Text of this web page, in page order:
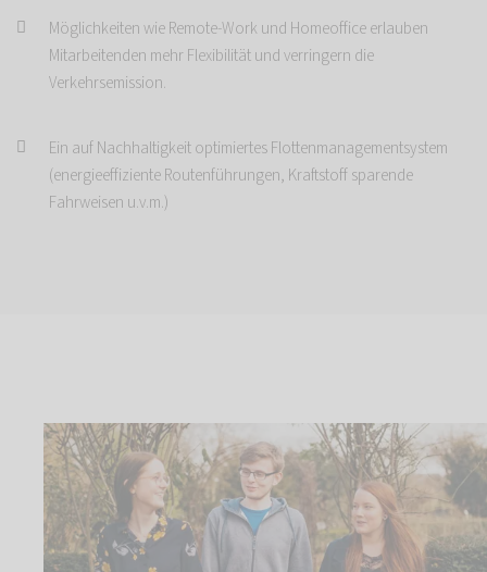
Möglichkeiten wie Remote-Work und Homeoffice erlauben
Mitarbeitenden mehr Flexibilität und verringern die
Verkehrsemission.
Ein auf Nachhaltigkeit optimiertes Flottenmanagementsystem
(energieeffiziente Routenführungen, Kraftstoff sparende
Fahrweisen u.v.m.)